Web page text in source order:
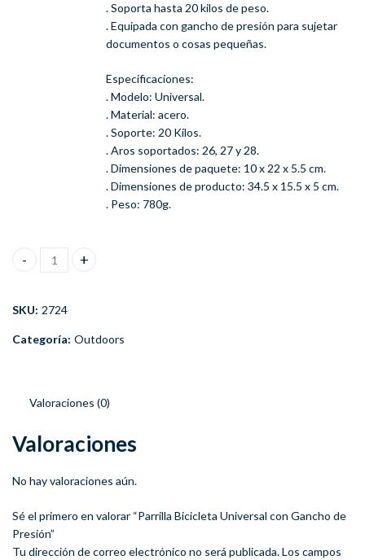
. Soporta hasta 20 kilos de peso.
. Equipada con gancho de presión para sujetar
documentos o cosas pequeñas.
Especificaciones:
. Modelo: Universal.
. Material: acero.
. Soporte: 20 Kilos.
. Aros soportados: 26, 27 y 28.
. Dimensiones de paquete: 10 x 22 x 5.5 cm.
. Dimensiones de producto: 34.5 x 15.5 x 5 cm.
. Peso: 780g.
Parrilla Bicicleta Universal con Gancho de Presión cantidad
SKU: 2724
Categoría: Outdoors
Valoraciones (0)
Valoraciones
No hay valoraciones aún.
Sé el primero en valorar “Parrilla Bicicleta Universal con Gancho de
Presión”
Tu dirección de correo electrónico no será publicada.Los campos